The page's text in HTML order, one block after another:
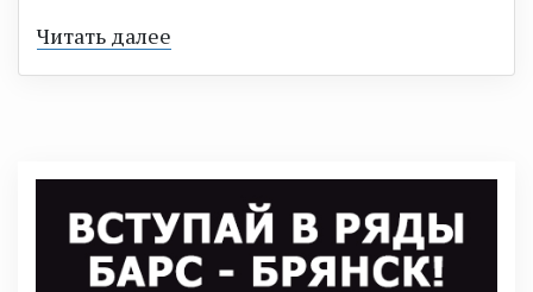
Читать далее